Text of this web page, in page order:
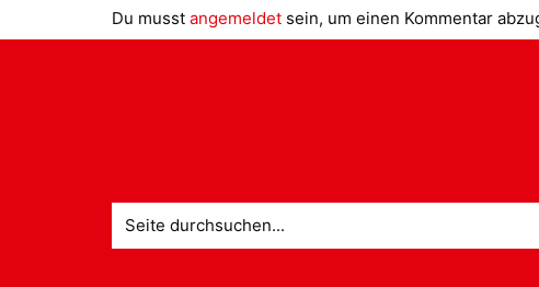
Du musst angemeldet sein, um einen Kommentar
nach: